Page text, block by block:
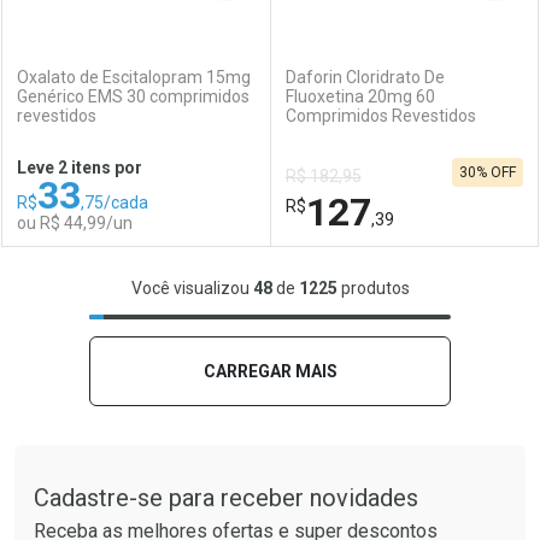
Comprar sem Desconto
Por R$ 114,99/cada
Comprar sem Desconto
Por R$ 114,99/cada
Ativar Desconto
Comprar sem Desconto
Por R$ 49,48/cada
Comprar sem Desconto
Por R$ 49,48/cada
Oxalato de Escitalopram 15mg
Genérico EMS 30 comprimidos
revestidos
Leve 2 itens por
R$33,75/cada
ou R$ 44,99/un
FECHAR
Laboratório
FECHAR
Por Menos
Daforin Cloridrato De
Fluoxetina 20mg 60
Comprimidos Revestidos
R$ 182,95
R$127,39
30% OFF
Laboratório
Por Menos
Você visualizou 48de 1225 produtos
CARREGAR MAIS
Cadastre-se para receber novidades
Receba as melhores ofertas e super descontos